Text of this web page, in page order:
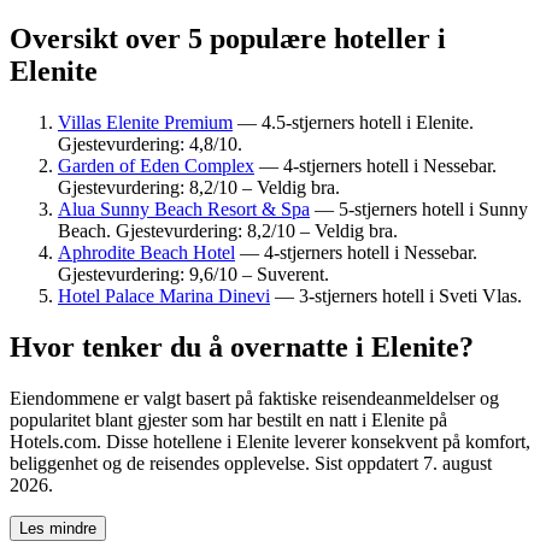
Oversikt over 5 populære hoteller i
Elenite
Villas Elenite Premium — 4.5-stjerners hotell i Elenite.
Gjestevurdering: 4,8/10.
Garden of Eden Complex — 4-stjerners hotell i Nessebar.
Gjestevurdering: 8,2/10 – Veldig bra.
Alua Sunny Beach Resort & Spa — 5-stjerners hotell i Sunny
Beach. Gjestevurdering: 8,2/10 – Veldig bra.
Aphrodite Beach Hotel — 4-stjerners hotell i Nessebar.
Gjestevurdering: 9,6/10 – Suverent.
Hotel Palace Marina Dinevi — 3-stjerners hotell i Sveti Vlas.
Hvor tenker du å overnatte i Elenite?
Eiendommene er valgt basert på faktiske reisendeanmeldelser og
popularitet blant gjester som har bestilt en natt i Elenite på
Hotels.com. Disse hotellene i Elenite leverer konsekvent på komfort,
beliggenhet og de reisendes opplevelse. Sist oppdatert 7. august
2026.
Les mindre